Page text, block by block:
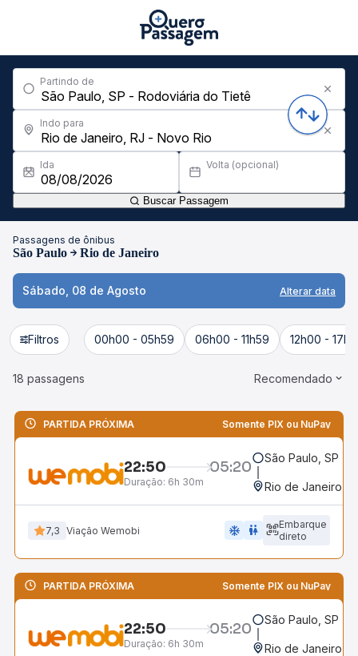
Partindo de
Indo para
Ida Volta (opcional)
Buscar Passagem
Passagens de ônibus
São Paulo Rio de Janeiro
Sábado, 08 de Agosto Alterar data
Filtros 00h00 - 05h59 06h00 - 11h59 12h00 -
18 passagens Recomendado
PARTIDA PRÓXIMA Somente PIX ou NuPay
22:50 05:20
Duração: 6h 30m
São Paulo, SP -
Rio de Janeiro,
7,3 Viação Wemobi ac_unit wc
Embarque
direto
PARTIDA PRÓXIMA Somente PIX ou NuPay
22:50 05:20
Duração: 6h 30m
São Paulo, SP -
Rio de Janeiro,